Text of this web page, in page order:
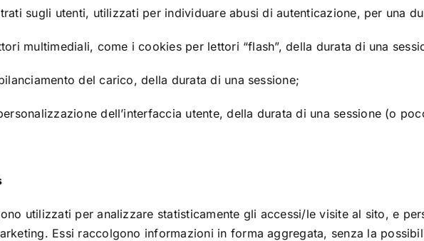
sugli utenti, utilizzati per individuare abusi di autenticazione, per una
multimediali, come i cookies per lettori “flash”, della durata di una
del carico, della durata di una sessione;
dell’interfaccia utente, della durata di una sessione (o
utilizzati per analizzare statisticamente gli accessi/le visite al sito, e
Essi raccolgono informazioni in forma aggregata, senza la